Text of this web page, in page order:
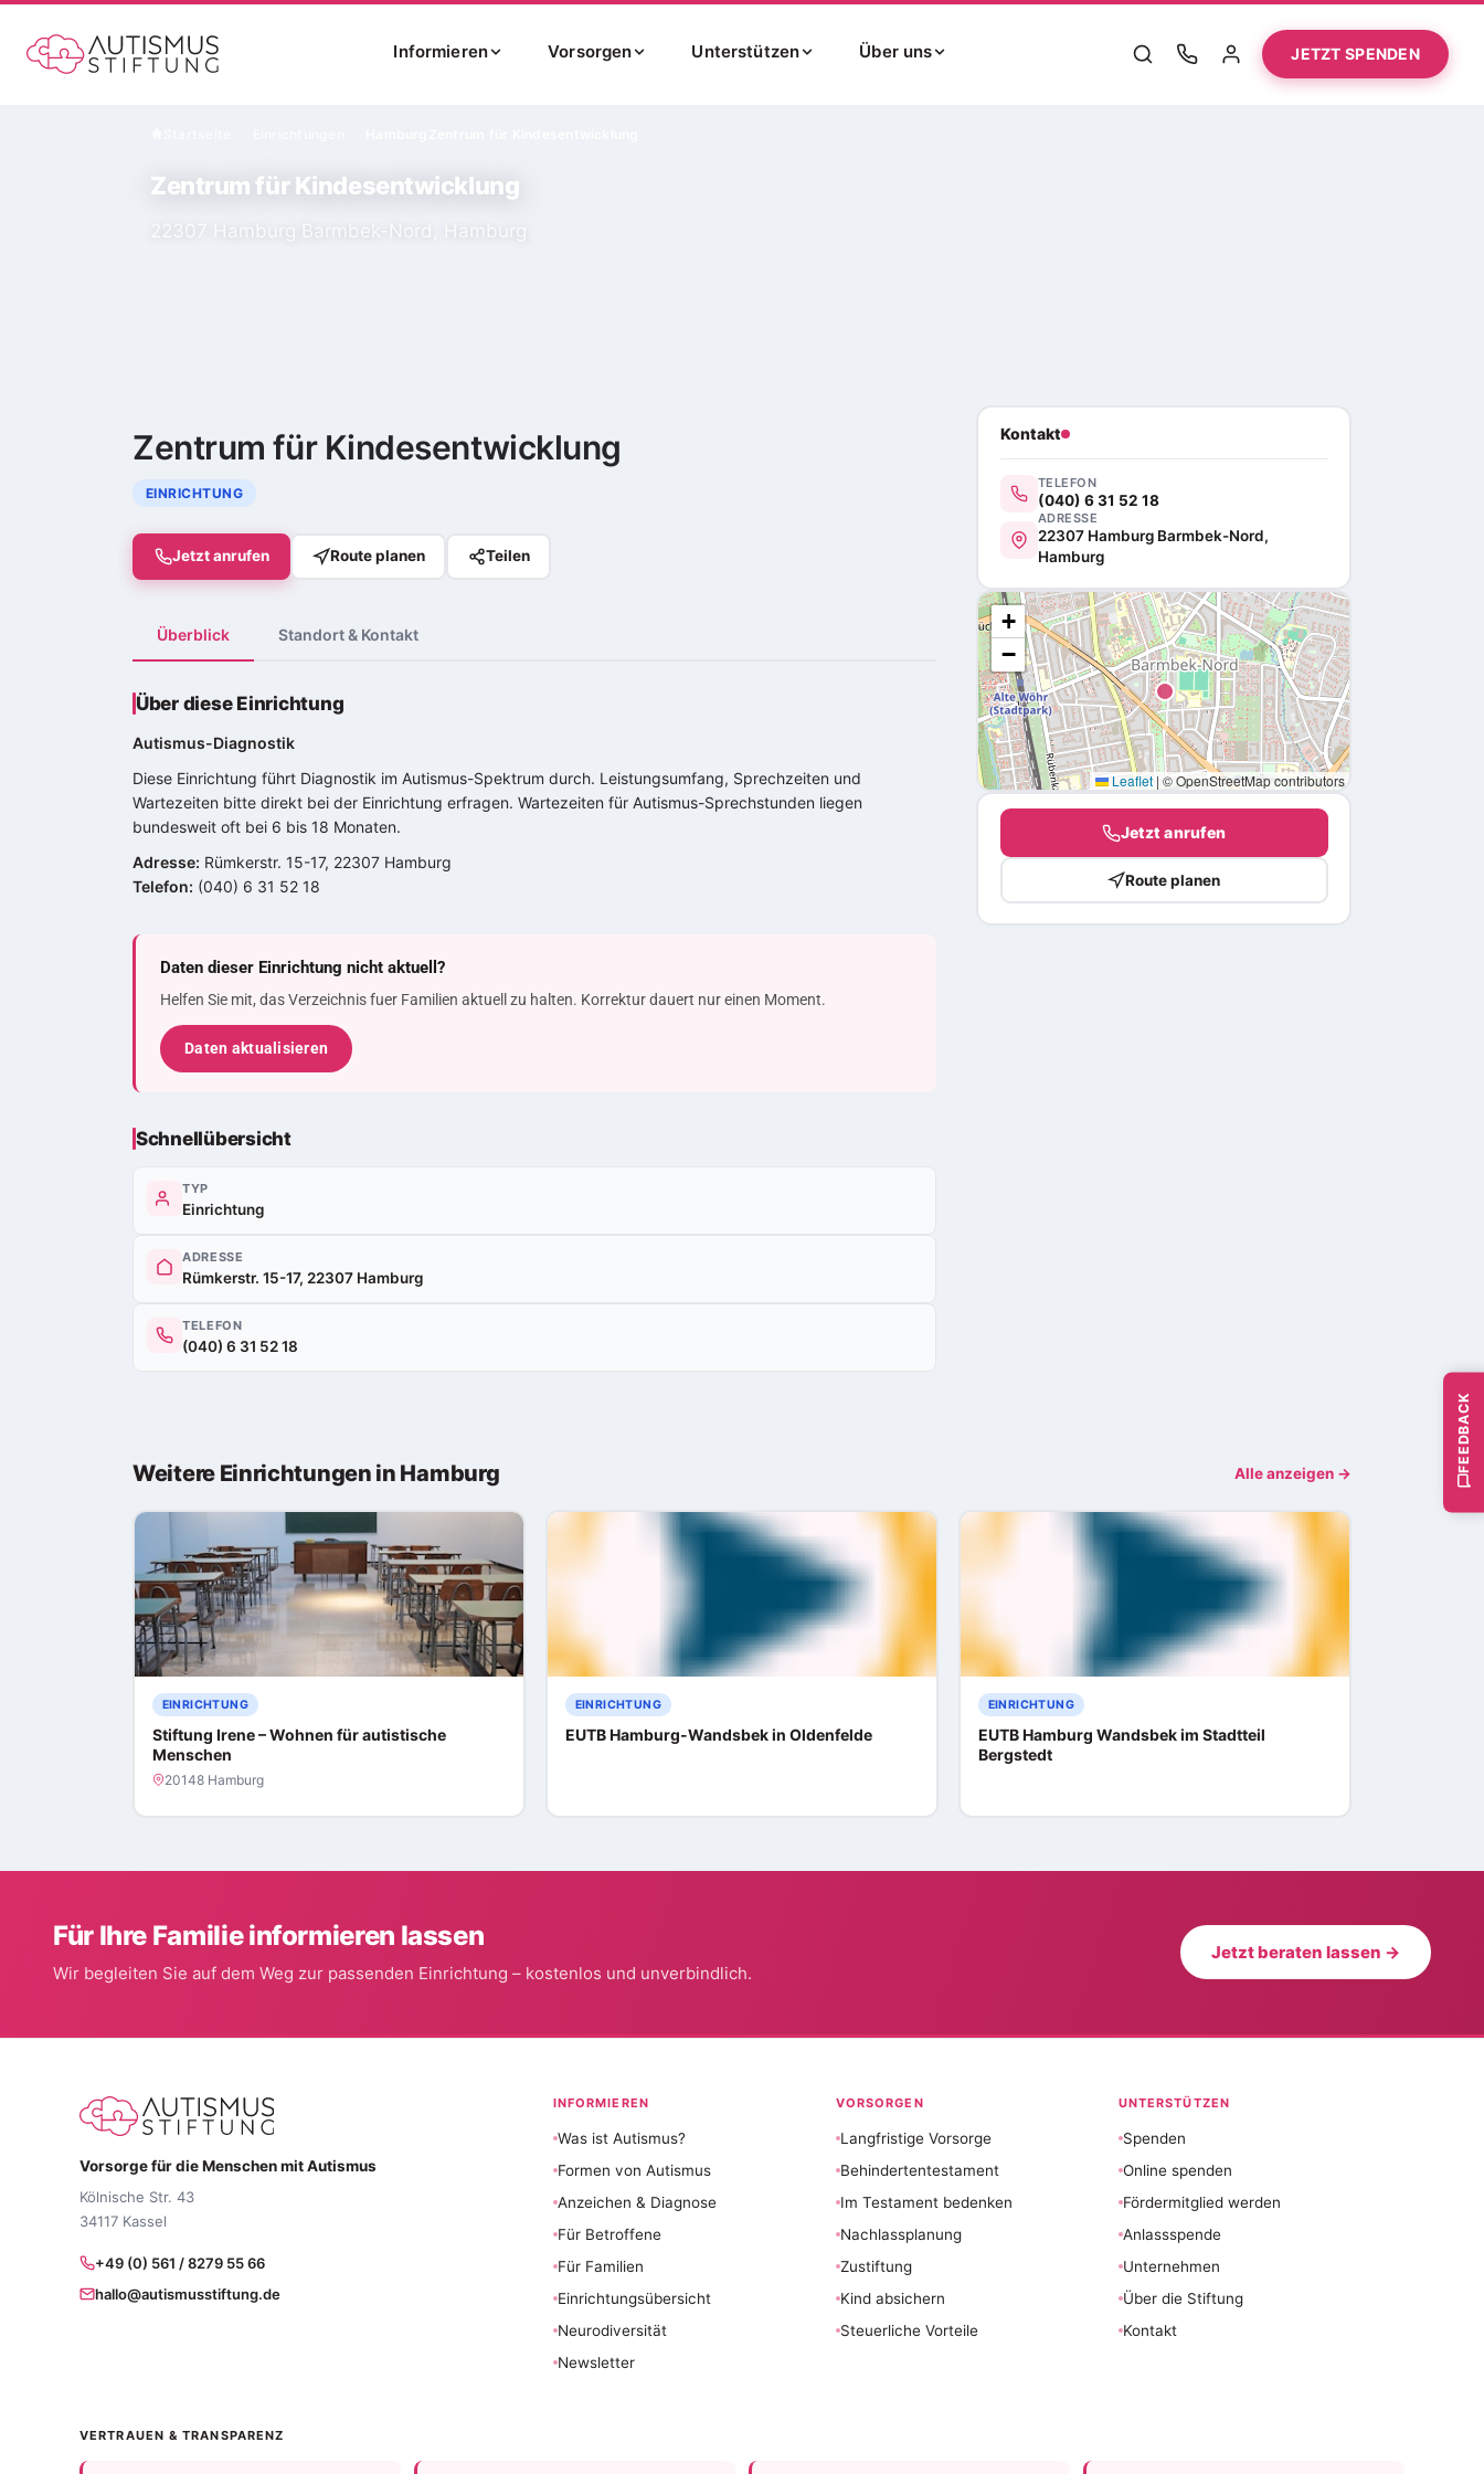
Informieren Vorsorgen Unterstützen Über uns JETZT SPENDEN
Zentrum für Kindesentwicklung
22307 Hamburg Barmbek-Nord, Hamburg
Zentrum für Kindesentwicklung
EINRICHTUNG
Jetzt anrufen Route planen Teilen
Überblick Standort & Kontakt
Über diese Einrichtung
Autismus-Diagnostik
Diese Einrichtung führt Diagnostik im Autismus-Spektrum durch. Leistungsumfang, Sprechzeiten und
Wartezeiten bitte direkt bei der Einrichtung erfragen. Wartezeiten für Autismus-Sprechstunden liegen
bundesweit oft bei 6 bis 18 Monaten.
Adresse: Rümkerstr. 15-17, 22307 Hamburg
Telefon: (040) 6 31 52 18
Daten dieser Einrichtung nicht aktuell?
Helfen Sie mit, das Verzeichnis fuer Familien aktuell zu halten. Korrektur dauert nur einen Moment.
Daten aktualisieren
Schnellübersicht
TYP
Einrichtung
ADRESSE
Rümkerstr. 15-17, 22307 Hamburg
TELEFON
(040) 6 31 52 18
Kontakt
TELEFON
(040) 6 31 52 18
ADRESSE
22307 Hamburg Barmbek-Nord,
Hamburg
+
−
Leaflet | © OpenStreetMap contributors
Jetzt anrufen
Route planen
Weitere Einrichtungen in Hamburg Alle anzeigen →
EINRICHTUNG
Stiftung Irene – Wohnen für autistische
Menschen
20148 Hamburg
EINRICHTUNG
EUTB Hamburg-Wandsbek in Oldenfelde
EINRICHTUNG
EUTB Hamburg Wandsbek im Stadtteil
Bergstedt
Für Ihre Familie informieren lassen
Wir begleiten Sie auf dem Weg zur passenden Einrichtung – kostenlos und unverbindlich.
Jetzt beraten lassen →
Vorsorge für die Menschen mit Autismus
Kölnische Str. 43
34117 Kassel
+49 (0) 561 / 8279 55 66
hallo@autismusstiftung.de
INFORMIEREN
Was ist Autismus?
Formen von Autismus
Anzeichen & Diagnose
Für Betroffene
Für Familien
Einrichtungsübersicht
Neurodiversität
Newsletter
VORSORGEN
Langfristige Vorsorge
Behindertentestament
Im Testament bedenken
Nachlassplanung
Zustiftung
Kind absichern
Steuerliche Vorteile
UNTERSTÜTZEN
Spenden
Online spenden
Fördermitglied werden
Anlassspende
Unternehmen
Über die Stiftung
Kontakt
VERTRAUEN & TRANSPARENZ
FEEDBACK